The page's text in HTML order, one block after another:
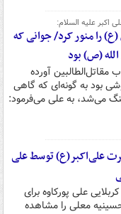
اکبر علیه السلام:
را منور کرد/ جوانی که
(ص) بود
مقاتل‌الطالبین آورده
بود به گونه‌ای که گاهی
می‏‌شد، به علی می‌فرمود:
علی‌اکبر(ع) توسط علی
علی پورکاوه برای
معلی را مشاهده